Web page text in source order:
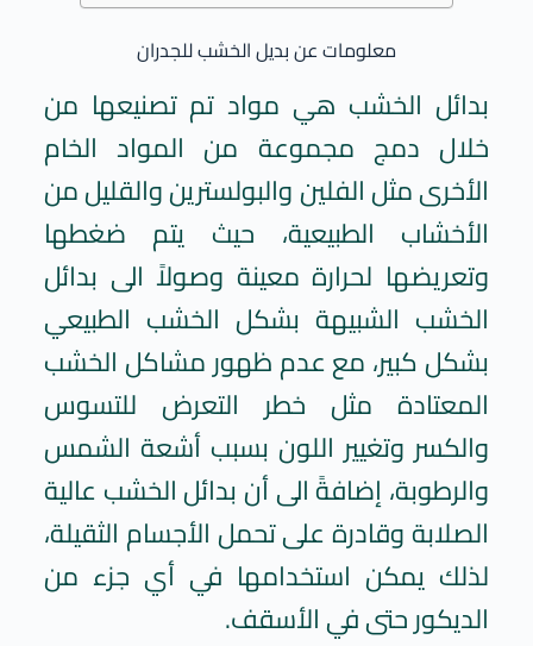
معلومات عن بديل الخشب للجدران
بدائل الخشب هي مواد تم تصنيعها من
خلال دمج مجموعة من المواد الخام
الأخرى مثل الفلين والبولسترين والقليل من
الأخشاب الطبيعية، حيث يتم ضغطها
وتعريضها لحرارة معينة وصولاً الى بدائل
الخشب الشبيهة بشكل الخشب الطبيعي
بشكل كبير، مع عدم ظهور مشاكل الخشب
المعتادة مثل خطر التعرض للتسوس
والكسر وتغيير اللون بسبب أشعة الشمس
والرطوبة، إضافةً الى أن بدائل الخشب عالية
الصلابة وقادرة على تحمل الأجسام الثقيلة،
لذلك يمكن استخدامها في أي جزء من
الديكور حتى في الأسقف.